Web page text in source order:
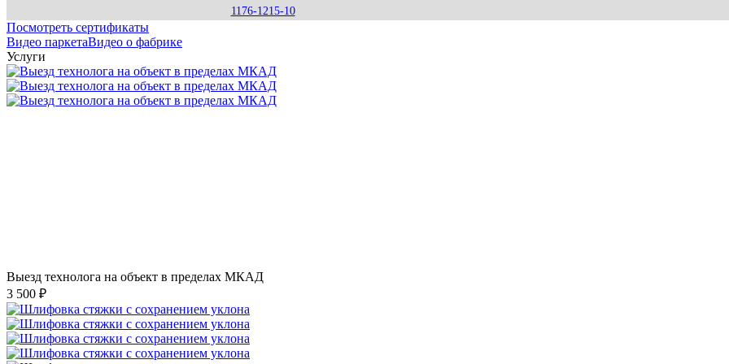
1176-1215-10
Посмотреть сертификаты
Видео паркетаВидео о фабрике
Услуги
Выезд технолога на объект в пределах МКАД
3 500 ₽